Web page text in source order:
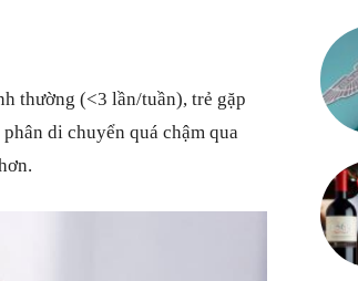
tin
thường (<3 lần/tuần), trẻ gặp
di chuyển quá chậm qua